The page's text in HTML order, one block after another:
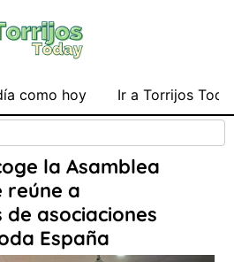
como hoy Ir a Torrijos
la Asamblea
reúne a
asociaciones
España